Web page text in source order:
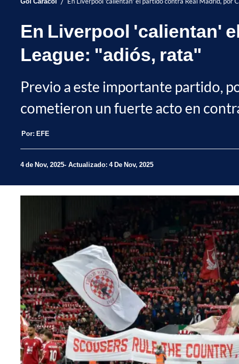
En Liverpool 'calientan'
League: "adiós, rata"
Previo a este importante partido,
cometieron un fuerte acto en
Por: EFE
4 de Nov, 2025 Actualizado: 4 De Nov, 2025